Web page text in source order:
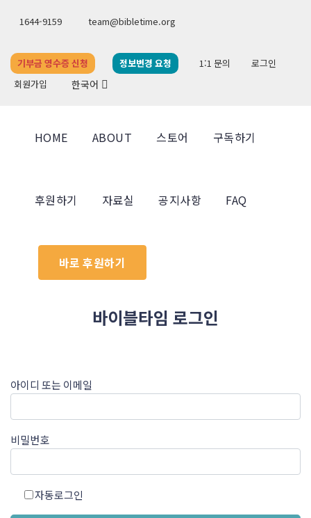
1644-9159 team@bibletime.org
기부금 영수증 신청 정보변경 요청 1:1 문의
로그인
회원가입
한국어
HOME ABOUT 스토어 구독하기
후원하기 자료실 공지사항 FAQ
바로 후원하기
바이블타임 로그인
아이디 또는 이메일
비밀번호
자동로그인